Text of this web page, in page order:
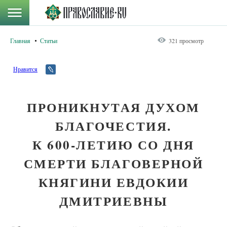
Главная Статьи 321 просмотр
Нравится
ПРОНИКНУТАЯ ДУХОМ
БЛАГОЧЕСТИЯ.
К 600-ЛЕТИЮ СО ДНЯ
СМЕРТИ БЛАГОВЕРНОЙ
КНЯГИНИ ЕВДОКИИ
ДМИТРИЕВНЫ